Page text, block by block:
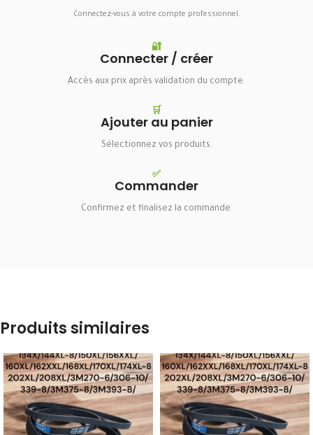
Connectez-vous à votre compte professionnel.
🔐
Connecter / créer
Accès aux prix après validation du compte.
🛒
Ajouter au panier
Sélectionnez vos produits.
✅
Commander
Confirmez et finalisez la commande.
Produits similaires